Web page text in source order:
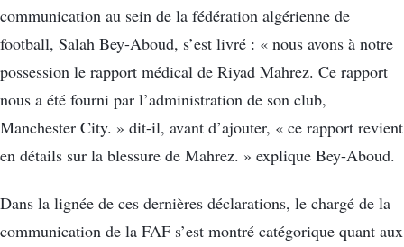
communication au sein de la fédération algérienne de
football, Salah Bey-Aboud, s’est livré : « nous avons à notre
possession le rapport médical de Riyad Mahrez. Ce rapport
nous a été fourni par l’administration de son club,
Manchester City. » dit-il, avant d’ajouter, « ce rapport revient
en détails sur la blessure de Mahrez. » explique Bey-Aboud.
Dans la lignée de ces dernières déclarations, le chargé de la
communication de la FAF s’est montré catégorique quant aux